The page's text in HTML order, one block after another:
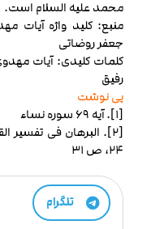
محمد علیه السلام است.
منبع: کلید واژه آیات
جعفر روضاتی
کلمات کلیدی: آیات
رفیق
پی نوشت
[1]. آیه 69 سوره نساء
24، ص 31
تلگرام